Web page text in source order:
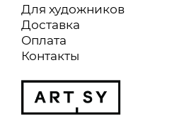
Для художников
Доставка
Оплата
Контакты